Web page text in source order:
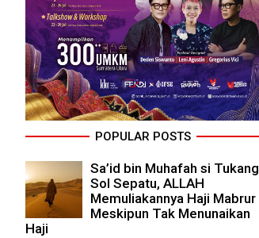
POPULAR POSTS
Sa’id bin Muhafah si Tukang
Sol Sepatu, ALLAH
Memuliakannya Haji Mabrur
Meskipun Tak Menunaikan
Haji